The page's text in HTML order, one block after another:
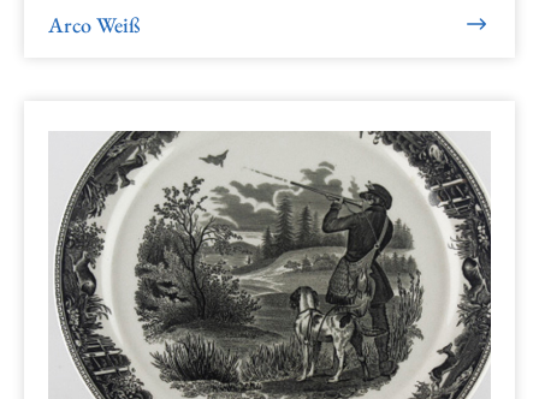
Arco Weiß